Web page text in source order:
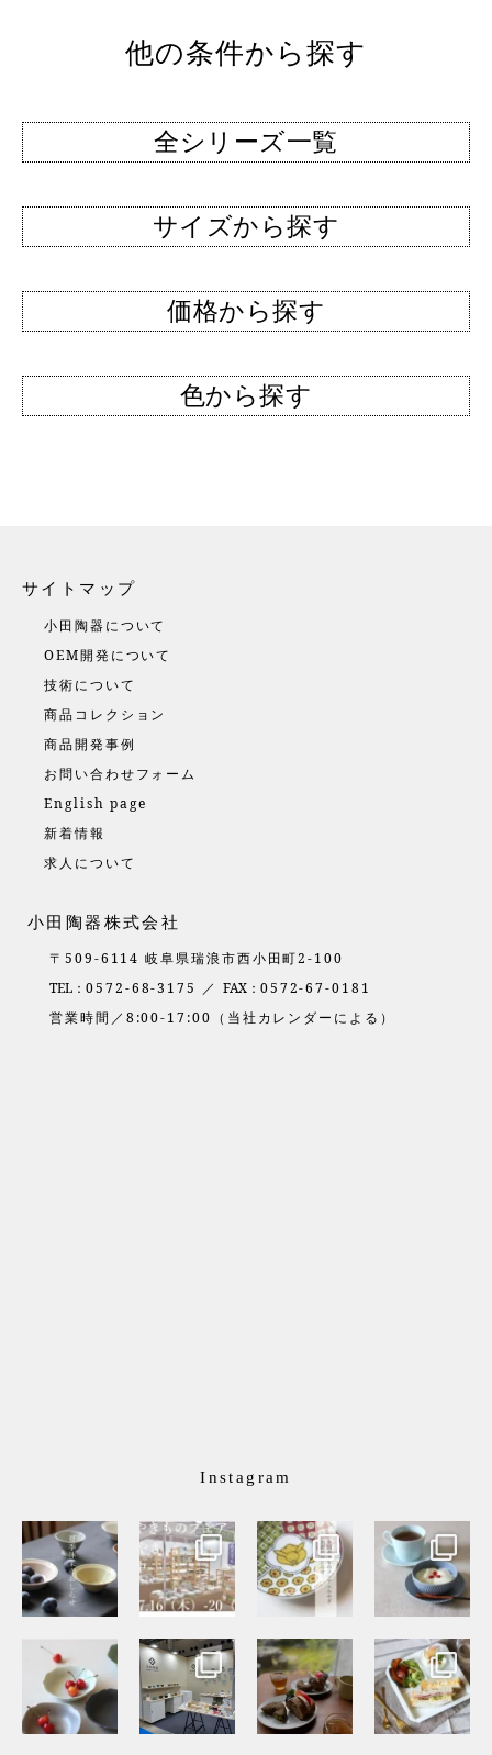
他の条件から探す
全シリーズ一覧
サイズから探す
価格から探す
色から探す
サイトマップ
小田陶器について
OEM開発について
技術について
商品コレクション
商品開発事例
お問い合わせフォーム
English page
新着情報
求人について
小田陶器株式会社
〒509-6114 岐阜県瑞浪市西小田町2-100
TEL： 0572-68-3175 ／ FAX： 0572-67-0181
営業時間／8:00-17:00（当社カレンダーによる）
Instagram